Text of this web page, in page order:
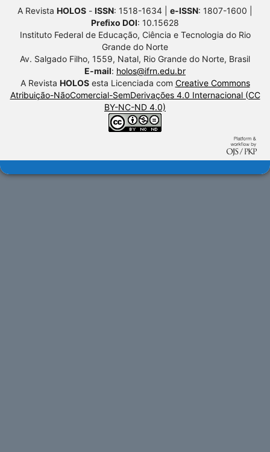
A Revista HOLOS - ISSN: 1518-1634 | e-ISSN: 1807-1600 |
Prefixo DOI: 10.15628
Instituto Federal de Educação, Ciência e Tecnologia do Rio
Grande do Norte
Av. Salgado Filho, 1559, Natal, Rio Grande do Norte, Brasil
E-mail: holos@ifrn.edu.br
A Revista HOLOSesta Licenciada com Creative Commons
Atribuição-NãoComercial-SemDerivações 4.0 Internacional (CC
BY-NC-ND 4.0)